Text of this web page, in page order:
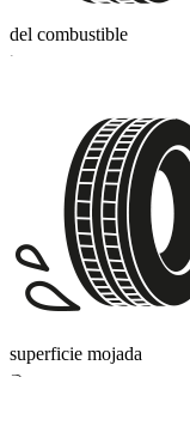
del combustible
C
superficie mojada
B